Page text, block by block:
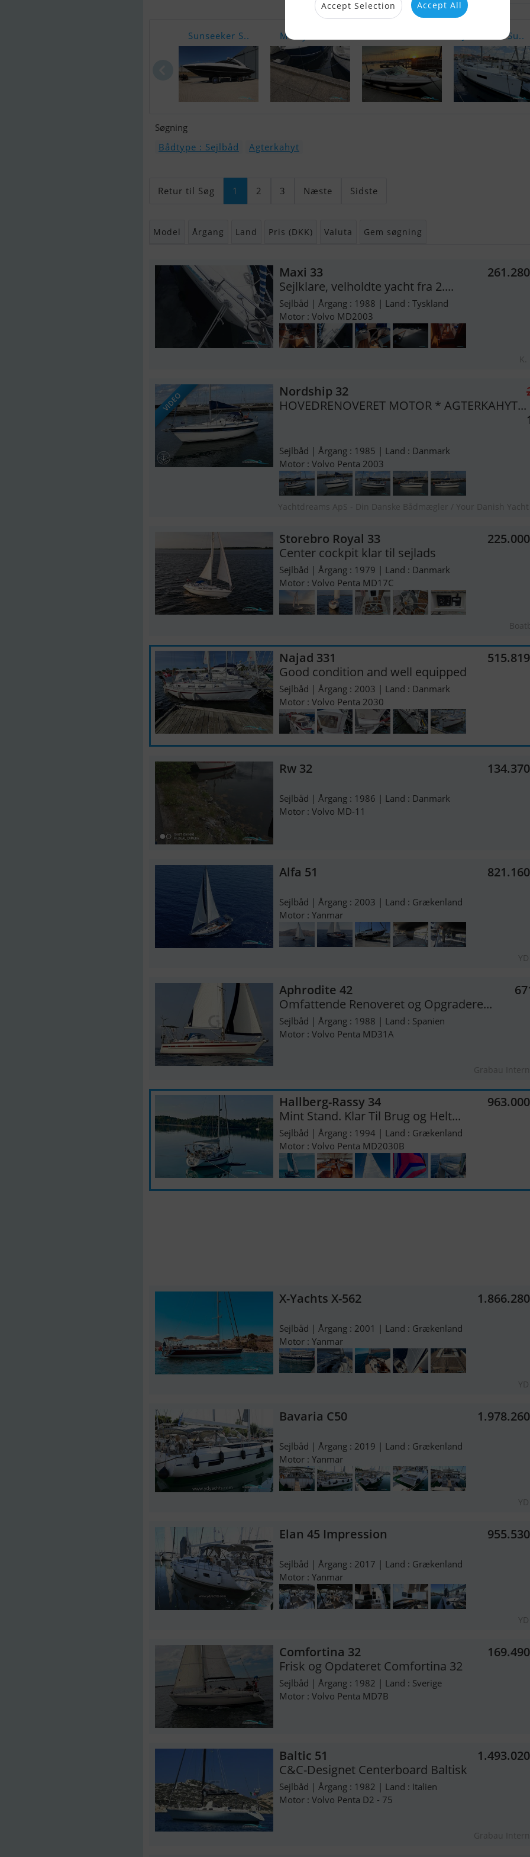
Sunseeker S.. Merry Fishe.. Jeanneau Su..
Søgning
Bådtype : Sejlbåd
Agterkahyt
Retur til Søg 1 2 3 Næste Sidste
Model Årgang Land Pris (DKK) Valuta Gem søgning
Maxi 33
Sejlklare, velholdte yacht fra 2....
Sejlbåd | Årgang : 1988 | Land : Tyskland
Motor : Volvo MD2003
VIDEO
Nordship 32
HOVEDRENOVERET MOTOR * AGTERKAHYT...
Sejlbåd | Årgang : 1985 | Land : Danmark
Motor : Volvo Penta 2003
Yachtdreams ApS - Din Danske Bådmægler / Your Danish
Storebro Royal 33
Center cockpit klar til sejlads
Sejlbåd | Årgang : 1979 | Land : Danmark
Motor : Volvo Penta MD17C
Najad 331
Good condition and well equipped
Sejlbåd | Årgang : 2003 | Land : Danmark
Motor : Volvo Penta 2030
Rw 32
Sejlbåd | Årgang : 1986 | Land : Danmark
Motor : Volvo MD-11
Alfa 51
Sejlbåd | Årgang : 2003 | Land : Grækenland
Motor : Yanmar
Aphrodite 42
Omfattende Renoveret og Opgradere...
Sejlbåd | Årgang : 1988 | Land : Spanien
Motor : Volvo Penta MD31A
Grabau
Hallberg-Rassy 34
Mint Stand. Klar Til Brug og Helt...
Sejlbåd | Årgang : 1994 | Land : Grækenland
Motor : Volvo Penta MD2030B
X-Yachts X-562
Sejlbåd | Årgang : 2001 | Land : Grækenland
Motor : Yanmar
Bavaria C50
Sejlbåd | Årgang : 2019 | Land : Grækenland
Motor : Yanmar
Elan 45 Impression
Sejlbåd | Årgang : 2017 | Land : Grækenland
Motor : Yanmar
Comfortina 32
Frisk og Opdateret Comfortina 32
Sejlbåd | Årgang : 1982 | Land : Sverige
Motor : Volvo Penta MD7B
Baltic 51
C&C-Designet Centerboard Baltisk
Sejlbåd | Årgang : 1982 | Land : Italien
Motor : Volvo Penta D2 - 75
Grabau
Accept Selection Accept All